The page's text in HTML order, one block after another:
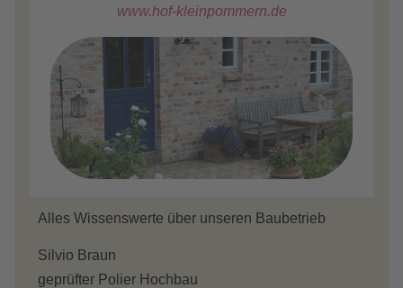
Alles Wissenswerte über unseren Baubetrieb
Silvio Braun
geprüfter Polier Hochbau
www.hof-kleinpommern.de